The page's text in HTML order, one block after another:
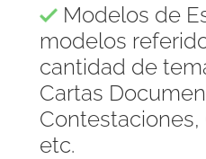
Modelos de
modelos
cantidad de
Cartas
Contestaciones,
etc.